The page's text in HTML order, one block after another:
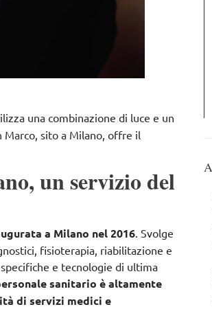
una combinazione di luce e un
Marco, sito a Milano, offre il
un servizio del
a Milano nel 2016 . Svolge
fisioterapia, riabilitazione e
e tecnologie di ultima
sanitario è altamente
di servizi medici e